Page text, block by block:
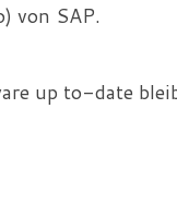
von SAP.
up to-date